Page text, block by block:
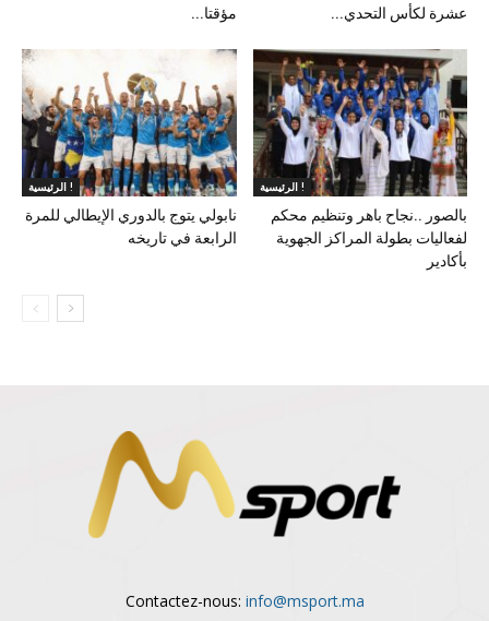
مؤقتا...
عشرة لكأس التحدي...
الرئيسية !
نابولي يتوج بالدوري الإيطالي للمرة
الرابعة في تاريخه
الرئيسية !
بالصور ..نجاح باهر وتنظيم محكم
لفعاليات بطولة المراكز الجهوية
بأكادير
Contactez-nous: info@msport.ma